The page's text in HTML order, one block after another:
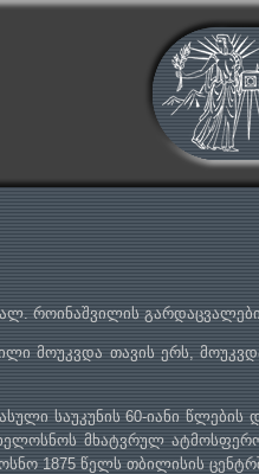
როინაშვილის
მოუკვდა თავის ერს,
საუკუნის 60-იანი
მხატვრულ
1875 წელს თბილისის